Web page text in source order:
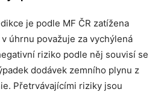
je podle MF ČR zatížena
úhrnu považuje za vychýlená
riziko podle něj souvisí se
dodávek zemního plynu z
Přetrvávajícími riziky jsou